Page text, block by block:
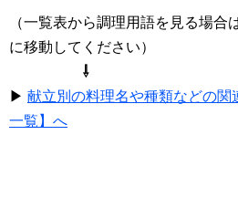
（一覧表から調理用語を見る場合
に移動してください）
⇩
▶ 献立別の料理名や種類などの関
一覧】へ